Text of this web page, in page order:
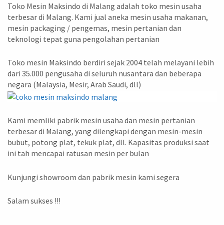
Toko Mesin Maksindo di Malang adalah toko mesin usaha
terbesar di Malang. Kami jual aneka mesin usaha makanan,
mesin packaging / pengemas, mesin pertanian dan
teknologi tepat guna pengolahan pertanian
Toko mesin Maksindo berdiri sejak 2004 telah melayani lebih
dari 35.000 pengusaha di seluruh nusantara dan beberapa
negara (Malaysia, Mesir, Arab Saudi, dll)
Kami memliki pabrik mesin usaha dan mesin pertanian
terbesar di Malang, yang dilengkapi dengan mesin-mesin
bubut, potong plat, tekuk plat, dll. Kapasitas produksi saat
ini tah mencapai ratusan mesin per bulan
Kunjungi showroom dan pabrik mesin kami segera
Salam sukses !!!